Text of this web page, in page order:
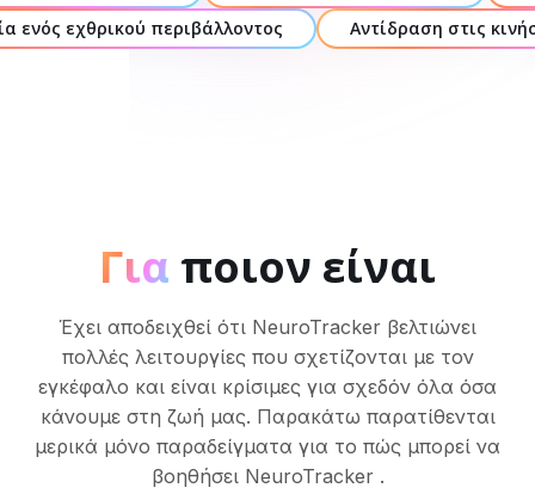
ενός εχθρικού περιβάλλοντος
Αντίδραση στις
Για ποιον είναι
Έχει αποδειχθεί ότι NeuroTracker βελτιώνει
πολλές λειτουργίες που σχετίζονται με τον
εγκέφαλο και είναι κρίσιμες για σχεδόν όλα όσα
κάνουμε στη ζωή μας. Παρακάτω παρατίθενται
μερικά μόνο παραδείγματα για το πώς μπορεί να
βοηθήσει NeuroTracker .